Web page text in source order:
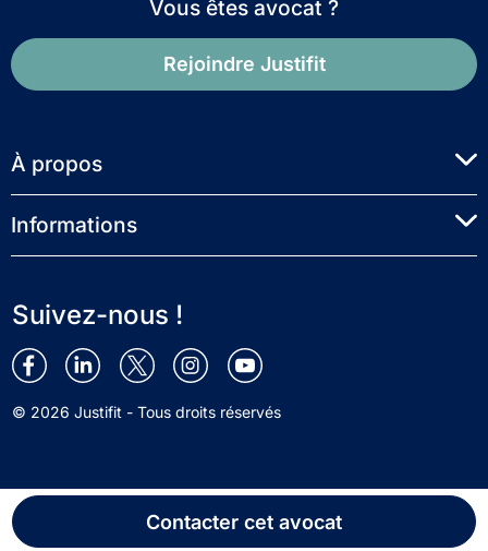
Contacter cet avocat
Vous êtes avocat ?
Rejoindre Justifit
À propos
Informations
Suivez-nous !
© 2026 Justifit - Tous droits réservés